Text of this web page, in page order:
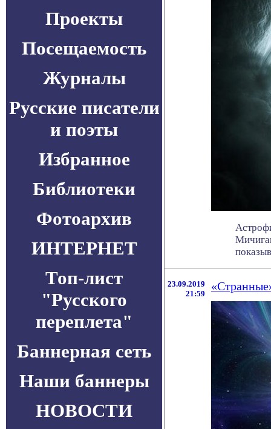
Проекты
Посещаемость
Журналы
Русские писатели
и поэты
Избранное
Библиотеки
Фотоархив
ИНТЕРНЕТ
Топ-лист
"Русского
переплета"
Баннерная сеть
Наши баннеры
НОВОСТИ
23.09.2019
21:59